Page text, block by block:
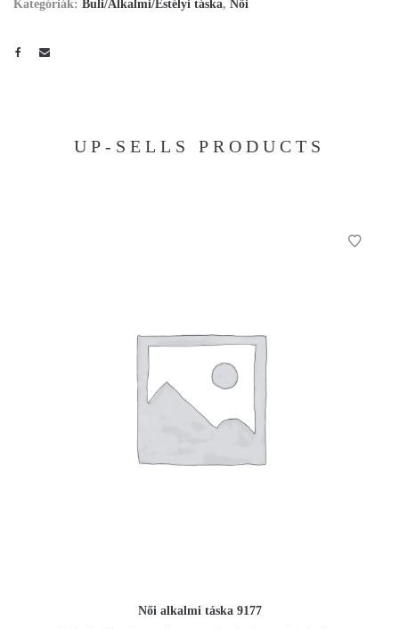
Kategóriák: Buli/Alkalmi/Estélyi táska, Női
UP-SELLS PRODUCTS
Női alkalmi táska 9177